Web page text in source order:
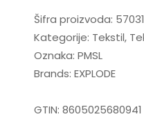
Šifra proizvoda:
Kategorije: Tekstil,
Oznaka: PMSL
Brands: EXPLODE
GTIN: 8605025680941